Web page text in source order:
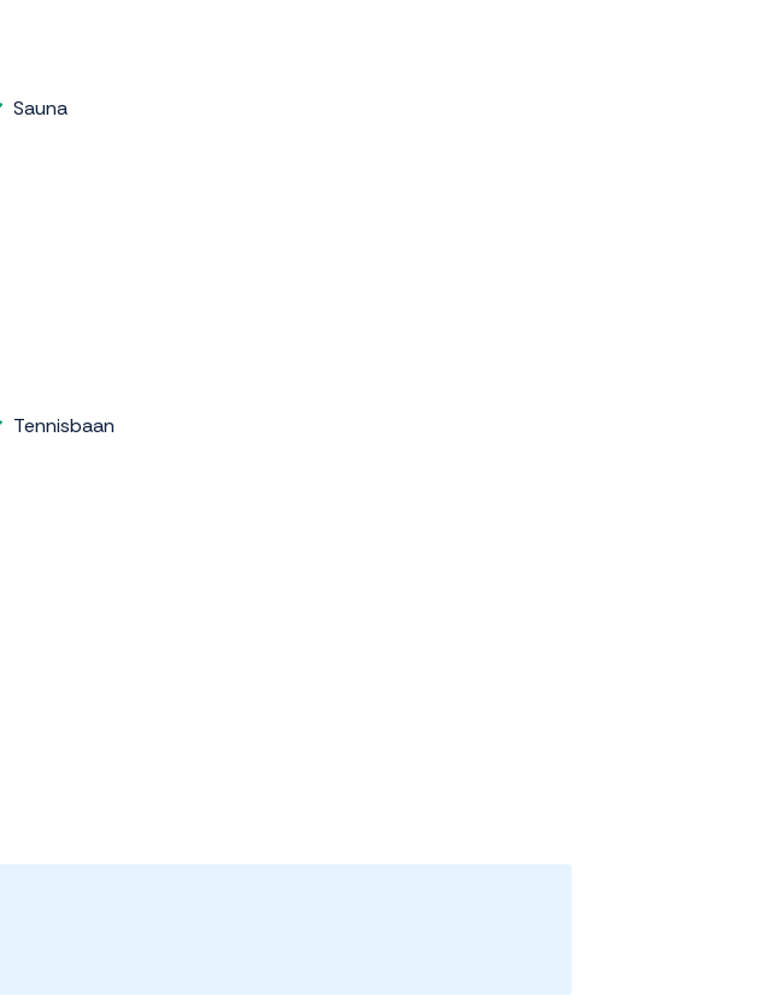
Sauna
Tennisbaan